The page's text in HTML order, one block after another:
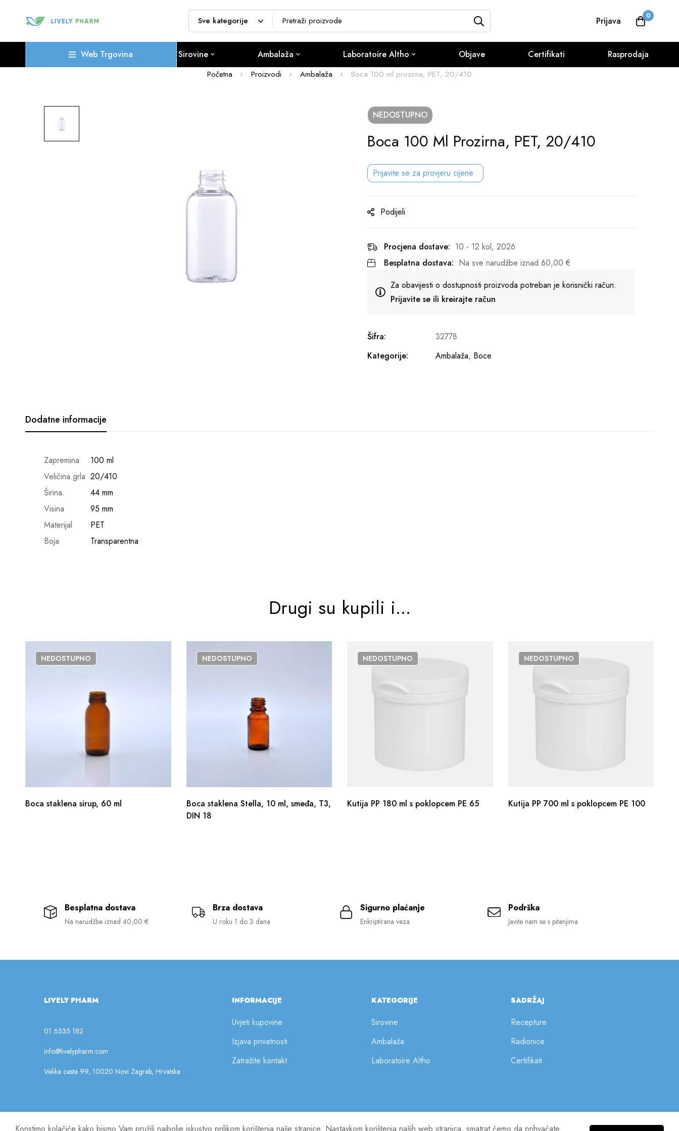
Prijava 0
Web Trgovina Sirovine Ambalaža Laboratoire Altho Objave Certifikati Rasprodaja
Početna Proizvodi Ambalaža Boca 100 ml prozirna, PET, 20/410
NEDOSTUPNO
Boca 100 Ml Prozirna, PET, 20/410
Prijavite se za provjeru cijene
Podijeli
Procjena dostave: 10 - 12 kol, 2026
Besplatna dostava: Na sve narudžbe iznad 60,00 €
Za obavijesti o dostupnosti proizvoda potreban je korisnički račun.
Prijavite se ili kreirajte račun
Šifra:
32778
Kategorije:
Ambalaža, Boce
Dodatne informacije
Zapremina
100 ml
Veličina grla 20/410
Širina
44 mm
Visina
95 mm
Materijal
PET
Boja
Transparentna
Drugi su kupili i...
NEDOSTUPNO
Boca staklena sirup, 60 ml
NEDOSTUPNO
Boca staklena Stella, 10 ml, smeđa, T3,
DIN 18
NEDOSTUPNO
Kutija PP 180 ml s poklopcem PE 65
NEDOSTUPNO
Kutija PP 700 ml s poklopcem PE 100
Besplatna dostava
Na narudžbe iznad 40,00 €
Brza dostava
U roku 1 do 3 dana
Sigurno plaćanje
Enkriptirana veza
Podrška
Javite nam se s pitanjima
LIVELY PHARM
01 6535 182
info@livelypharm.com
Velika cesta 99, 10020 Novi Zagreb, Hrvatska
INFORMACIJE
Uvjeti kupovine
Izjava privatnosti
Zatražite kontakt
KATEGORIJE
Sirovine
Ambalaža
Laboratoire Altho
SADRŽAJ
Recepture
Radionice
Certifikati